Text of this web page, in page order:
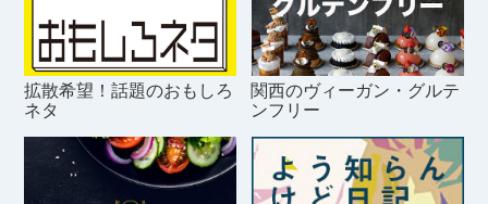
拡散希望！話題のおもしろ
ネタ
関西のヴィーガン・グルテ
ンフリー